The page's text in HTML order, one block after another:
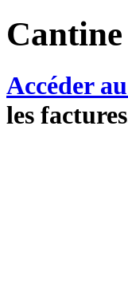
Accéder
les